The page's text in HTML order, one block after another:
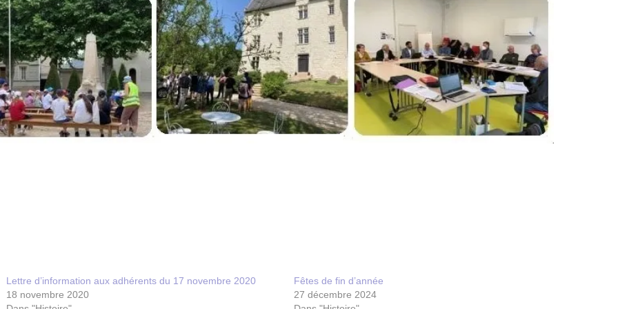
Lettre d’information aux adhérents du 17 novembre 2020
18 novembre 2020
Fêtes de fin d’année
27 décembre 2024